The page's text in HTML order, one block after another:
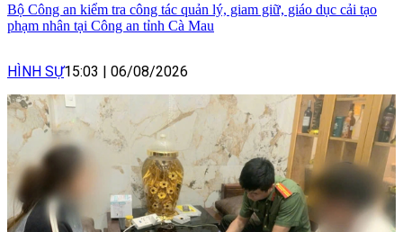
Bộ Công an kiểm tra công tác quản lý, giam giữ, giáo dục cải tạo
phạm nhân tại Công an tỉnh Cà Mau
HÌNH SỰ15:03 | 06/08/2026